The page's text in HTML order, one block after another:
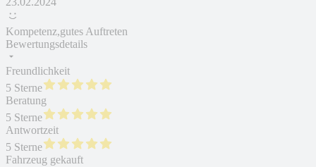
Kompetenz,gutes Auftreten
Bewertungsdetails
Freundlichkeit
5 Sterne
Beratung
5 Sterne
Antwortzeit
5 Sterne
Fahrzeug gekauft